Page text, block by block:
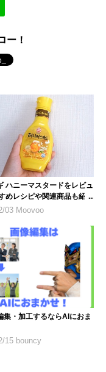
ー！
ハニーマスタードをレビュ
めレシピや関連商品も紹介
03 Moovoo
集・加工するならAIにおま
15 bouncy